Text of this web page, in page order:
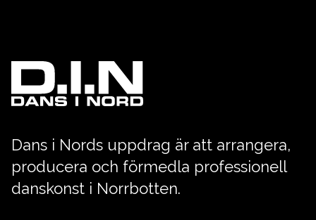
Dans i Nords uppdrag är att arrangera,
producera och förmedla professionell
danskonst i Norrbotten.